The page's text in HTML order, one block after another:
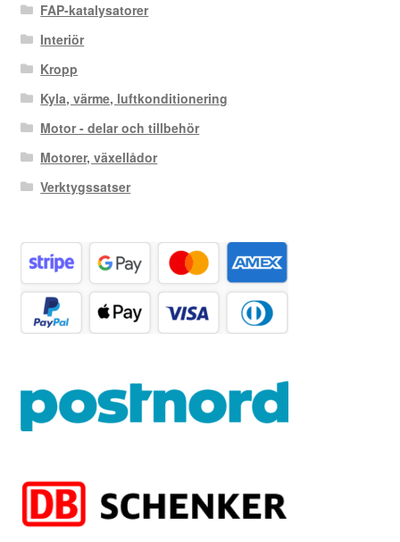
FAP-katalysatorer
Interiör
Kropp
Kyla, värme, luftkonditionering
Motor - delar och tillbehör
Motorer, växellådor
Verktygssatser